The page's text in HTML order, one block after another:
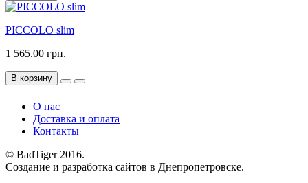
PICCOLO slim
1 565.00 грн.
В корзину
О нас
Доставка и оплата
Контакты
© BadTiger 2016.
Создание и разработка сайтов в Днепропетровске.